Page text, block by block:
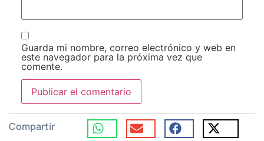
Guarda mi nombre, correo electrónico y web en
este navegador para la próxima vez que
comente.
Compartir